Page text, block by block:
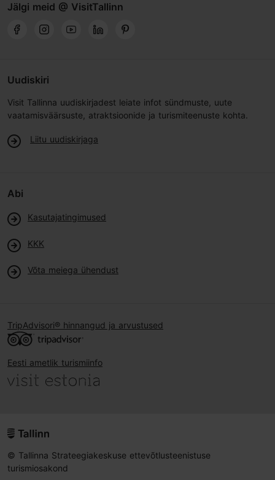
Jälgi meid @ VisitTallinn
Uudiskiri
Visit Tallinna uudiskirjadest leiate infot sündmuste, uute
vaatamisväärsuste, atraktsioonide ja turismiteenuste kohta.
Liitu uudiskirjaga
Abi
Kasutajatingimused
KKK
Võta meiega ühendust
TripAdvisori® hinnangud ja arvustused
Eesti ametlik turismiinfo
© Tallinna Strateegiakeskuse ettevõtlusteenistuse
turismiosakond